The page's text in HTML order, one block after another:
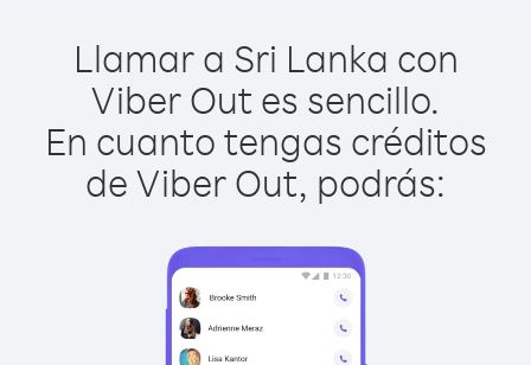
Llamar a Sri Lanka con
Viber Out es sencillo.
En cuanto tengas créditos
de Viber Out, podrás: